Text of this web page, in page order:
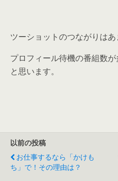
ツーショットのつながりはあ
プロフィール待機の番組数
と思います。
以前の投稿
お仕事するなら「かけも
ち」で！その理由は？